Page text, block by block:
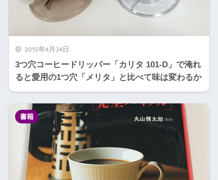
2015年4月24日
3つ穴コーヒードリッパー「カリタ 101-D」で淹れ
ると愛用の1つ穴「メリタ」と比べて味は変わるか
書籍